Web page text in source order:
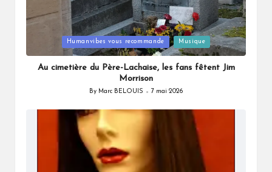
in
Humanvibes vous recommande Musique
Au cimetière du Père-Lachaise, les fans fêtent Jim
Morrison
Posted
By Marc BELOUIS 7 mai 2026